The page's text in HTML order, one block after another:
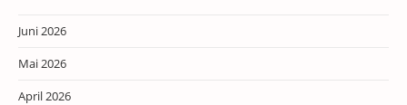
Juni 2026
Mai 2026
April 2026